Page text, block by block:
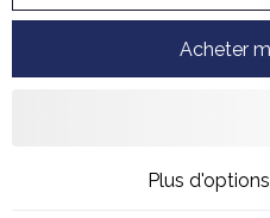
Acheter
Plus